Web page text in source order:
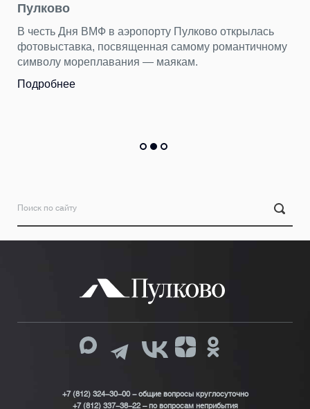
Пулково
В честь Дня ВМФ в аэропорту Пулково открылась
фотовыставка, посвященная самому романтичному
символу мореплавания — маякам.
Подробнее
+7 (812) 324-30-00 - общие вопросы круглосуточно
+7 (812) 337-38-22 – по вопросам неприбытия